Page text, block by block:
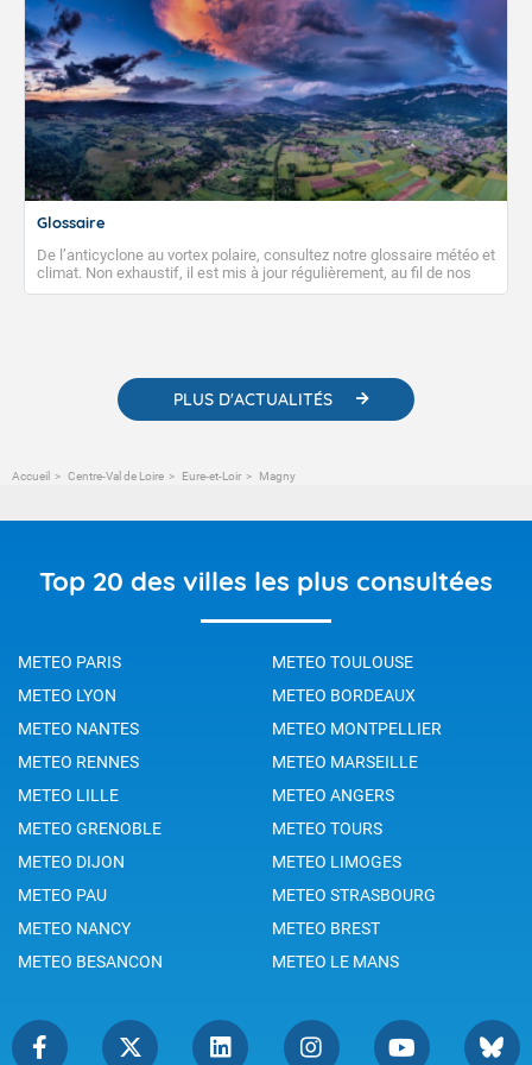
Glossaire
De l’anticyclone au vortex polaire, consultez notre glossaire météo et
climat. Non exhaustif, il est mis à jour régulièrement, au fil de nos
publications. Vous y trouverez également des liens utiles vers nos
PLUS D'ACTUALITÉS
Accueil Centre-Val de Loire Eure-et-Loir Magny
Top 20 des villes les plus consultées
METEO PARIS
METEO TOULOUSE
METEO LYON
METEO BORDEAUX
METEO NANTES
METEO MONTPELLIER
METEO RENNES
METEO MARSEILLE
METEO LILLE
METEO ANGERS
METEO GRENOBLE
METEO TOURS
METEO DIJON
METEO LIMOGES
METEO PAU
METEO STRASBOURG
METEO NANCY
METEO BREST
METEO BESANCON
METEO LE MANS